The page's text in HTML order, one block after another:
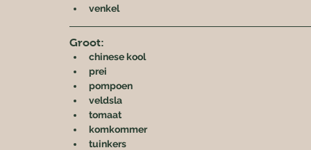
venkel
Groot:
chinese kool
prei
pompoen
veldsla
tomaat
komkommer
tuinkers